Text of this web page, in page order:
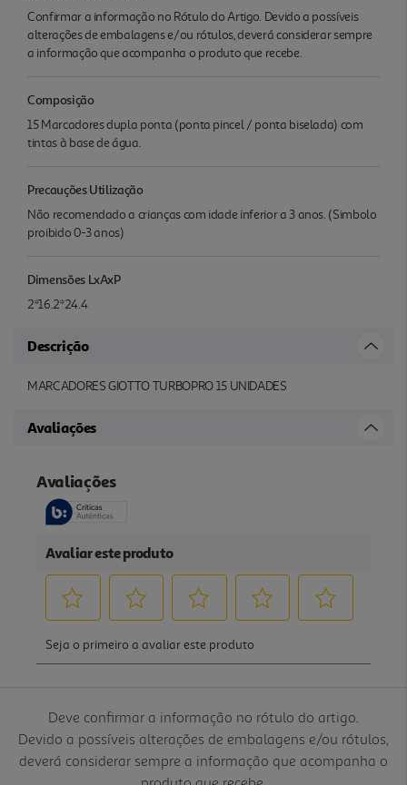
Confirmar a informação no Rótulo do Artigo. Devido a possíveis
alterações de embalagens e/ou rótulos, deverá considerar sempre
a informação que acompanha o produto que recebe.
Composição
15 Marcadores dupla ponta (ponta pincel / ponta biselada) com
tintas à base de água.
Precauções Utilização
Não recomendado a crianças com idade inferior a 3 anos. (Simbolo
proibido 0-3 anos)
Dimensões LxAxP
2*16.2*24.4
Descrição
MARCADORES GIOTTO TURBOPRO 15 UNIDADES
Avaliações
Deve confirmar a informação no rótulo do artigo.
Devido a possíveis alterações de embalagens e/ou rótulos,
deverá considerar sempre a informação que acompanha o